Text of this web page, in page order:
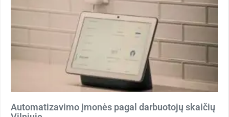
Automatizavimo įmonės pagal darbuotojų skaičių